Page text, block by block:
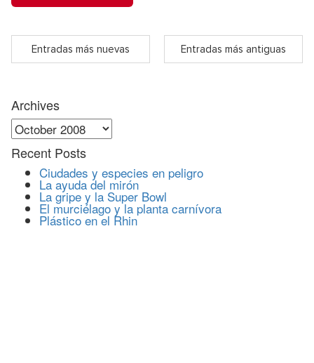
Entradas más nuevas Entradas más antiguas
Archives
Archives
Recent Posts
Ciudades y especies en peligro
La ayuda del mirón
La gripe y la Super Bowl
El murciélago y la planta carnívora
Plástico en el Rhin